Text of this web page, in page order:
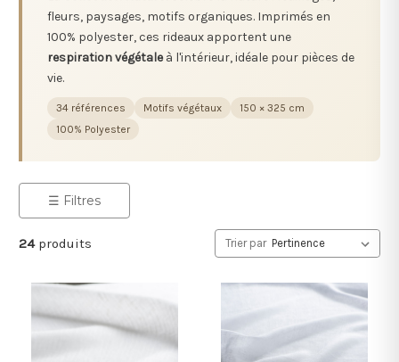
fleurs, paysages, motifs organiques. Imprimés en
100% polyester, ces rideaux apportent une
respiration végétaleà l'intérieur, idéale pour pièces de
vie.
34 références Motifs végétaux
150 × 325 cm
100% Polyester
☰ Filtres
24produits Trier par